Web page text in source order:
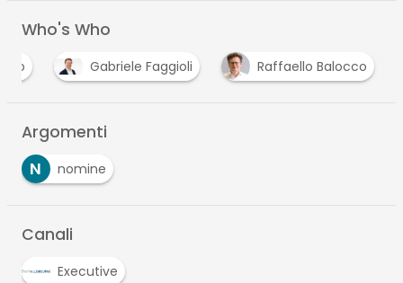
Who's Who
Gabriele Faggioli Raffaello Balocco
Argomenti
N
nomine
Canali
Executive